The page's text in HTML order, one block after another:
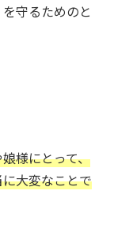
守るためのと
様にとって、
大変なことで